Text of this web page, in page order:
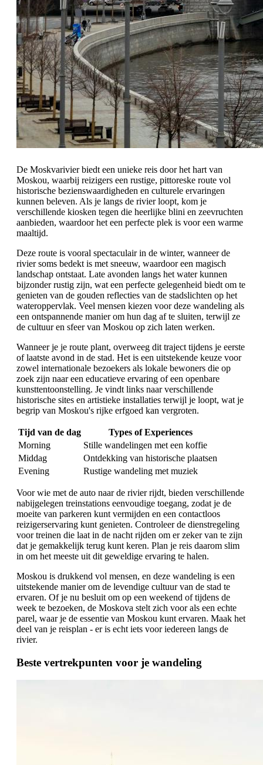
De Moskvarivier biedt een unieke reis door het hart van
Moskou, waarbij reizigers een rustige, pittoreske route vol
historische bezienswaardigheden en culturele ervaringen
kunnen beleven. Als je langs de rivier loopt, kom je
verschillende kiosken tegen die heerlijke blini en zeevruchten
aanbieden, waardoor het een perfecte plek is voor een warme
maaltijd.
Deze route is vooral spectaculair in de winter, wanneer de
rivier soms bedekt is met sneeuw, waardoor een magisch
landschap ontstaat. Late avonden langs het water kunnen
bijzonder rustig zijn, wat een perfecte gelegenheid biedt om te
genieten van de gouden reflecties van de stadslichten op het
wateroppervlak. Veel mensen kiezen voor deze wandeling als
een ontspannende manier om hun dag af te sluiten, terwijl ze
de cultuur en sfeer van Moskou op zich laten werken.
Wanneer je je route plant, overweeg dit traject tijdens je eerste
of laatste avond in de stad. Het is een uitstekende keuze voor
zowel internationale bezoekers als lokale bewoners die op
zoek zijn naar een educatieve ervaring of een openbare
kunsttentoonstelling. Je vindt links naar verschillende
historische sites en artistieke installaties terwijl je loopt, wat je
begrip van Moskou's rijke erfgoed kan vergroten.
Tijd van de dag
Types of Experiences
Morning
Stille wandelingen met een koffie
Middag
Ontdekking van historische plaatsen
Evening
Rustige wandeling met muziek
Voor wie met de auto naar de rivier rijdt, bieden verschillende
nabijgelegen treinstations eenvoudige toegang, zodat je de
moeite van parkeren kunt vermijden en een contactloos
reizigerservaring kunt genieten. Controleer de dienstregeling
voor treinen die laat in de nacht rijden om er zeker van te zijn
dat je gemakkelijk terug kunt keren. Plan je reis daarom slim
in om het meeste uit dit geweldige ervaring te halen.
Moskou is drukkend vol mensen, en deze wandeling is een
uitstekende manier om de levendige cultuur van de stad te
ervaren. Of je nu besluit om op een weekend of tijdens de
week te bezoeken, de Moskova stelt zich voor als een echte
parel, waar je de essentie van Moskou kunt ervaren. Maak het
deel van je reisplan - er is echt iets voor iedereen langs de
rivier.
Beste vertrekpunten voor je wandeling